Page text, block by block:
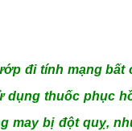
đi tính mạng
dụng thuốc phục
may bị đột quỵ,